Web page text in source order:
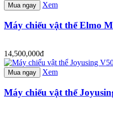
Mua ngay Xem
Máy chiếu vật thể Elmo
14,500,000đ
Mua ngay Xem
Máy chiếu vật thể